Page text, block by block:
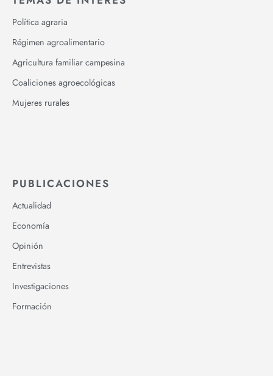
Política agraria
Régimen agroalimentario
Agricultura familiar campesina
Coaliciones agroecológicas
Mujeres rurales
PUBLICACIONES
Actualidad
Economía
Opinión
Entrevistas
Investigaciones
Formación